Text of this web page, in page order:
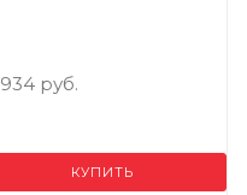
934 руб.
КУПИТЬ